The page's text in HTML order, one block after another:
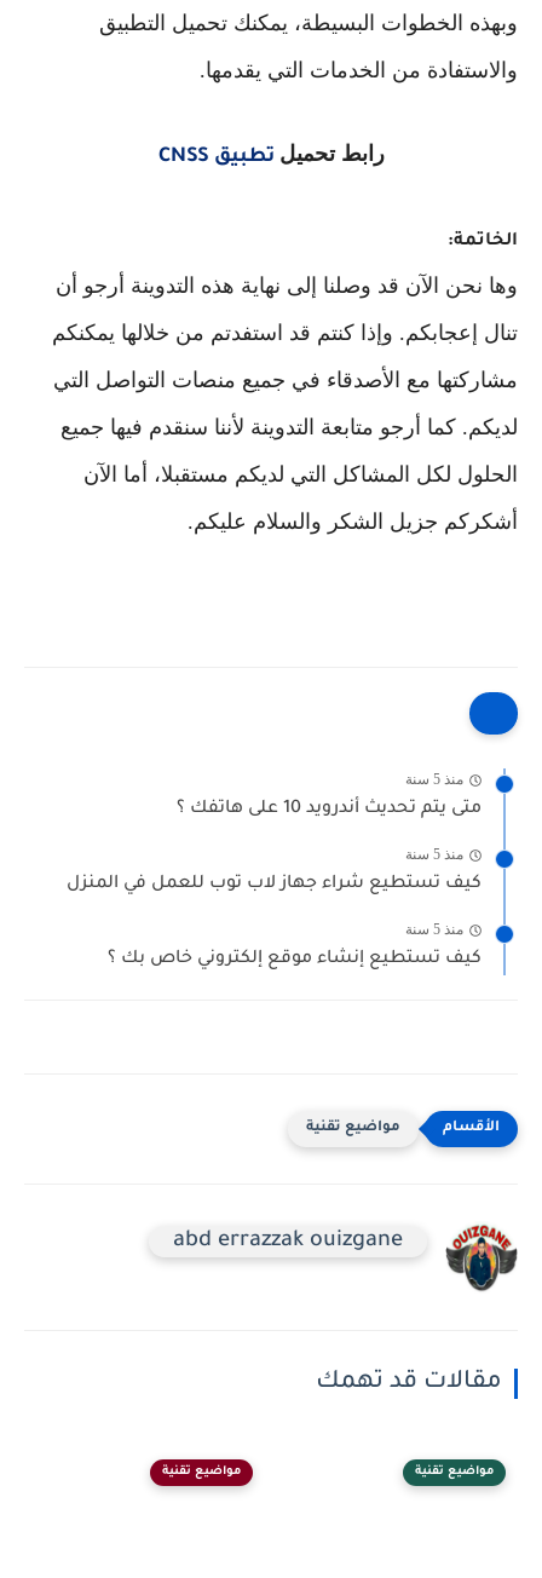
وبهذه الخطوات البسيطة، يمكنك تحميل التطبيق
والاستفادة من الخدمات التي يقدمها.
رابط تحميل تطبيق CNSS
الخاتمة:
وها نحن الآن قد وصلنا إلى نهاية هذه التدوينة أرجو أن
تنال إعجابكم. وإذا كنتم قد استفدتم من خلالها يمكنكم
مشاركتها مع الأصدقاء في جميع منصات التواصل التي
لديكم. كما أرجو متابعة التدوينة لأننا سنقدم فيها جميع
الحلول لكل المشاكل التي لديكم مستقبلا، أما الآن
أشكركم جزيل الشكر والسلام عليكم.
منذ 5 سنة
متى يتم تحديث أندرويد 10 على هاتفك ؟
منذ 5 سنة
كيف تستطيع شراء جهاز لاب توب للعمل في المنزل
منذ 5 سنة
كيف تستطيع إنشاء موقع إلكتروني خاص بك ؟
مواضيع تقنية
abd errazzak ouizgane
مقالات قد تهمك
مواضيع تقنية مواضيع تقنية